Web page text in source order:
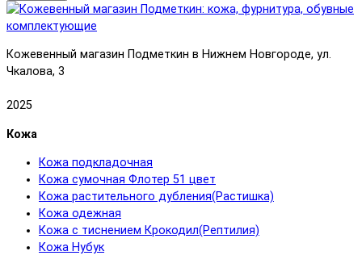
Кожевенный магазин Подметкин в Нижнем Новгороде, ул.
Чкалова, 3
2025
Кожа
Кожа подкладочная
Кожа сумочная Флотер 51 цвет
Кожа растительного дубления(Растишка)
Кожа одежная
Кожа с тиснением Крокодил(Рептилия)
Кожа Нубук